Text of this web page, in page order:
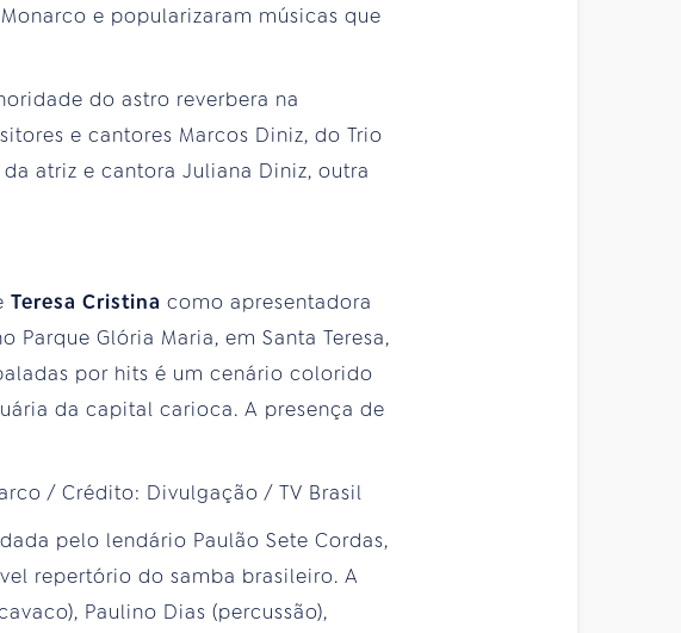
e popularizaram músicas que
do astro reverbera na
e cantores Marcos Diniz, do Trio
atriz e cantora Juliana Diniz, outra
Teresa Cristina como apresentadora
Parque Glória Maria, em Santa Teresa,
por hits é um cenário colorido
da capital carioca. A presença de
pelo lendário Paulão Sete Cordas,
repertório do samba brasileiro. A
Paulino Dias (percussão),